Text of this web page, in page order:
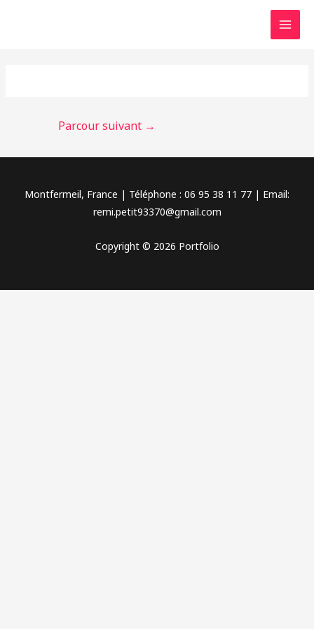
Parcour suivant →
Montfermeil, France | Téléphone : 06 95 38 11 77 | Email:
remi.petit93370@gmail.com
Copyright © 2026 Portfolio